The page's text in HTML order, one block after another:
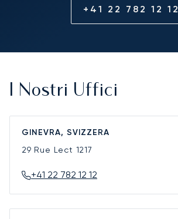
+41 22 782 12 12
I Nostri Uffici
GINEVRA, SVIZZERA
29 Rue Lect 1217
+41 22 782 12 12